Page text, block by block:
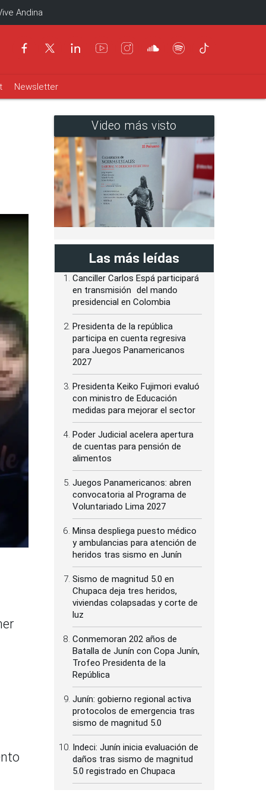
Andina
Newsletter
Video más visto
Las más leídas
Canciller Carlos Espá participará
en transmisión del mando
presidencial en Colombia
Presidenta de la república
participa en cuenta regresiva
para Juegos Panamericanos
2027
Presidenta Keiko Fujimori evaluó
con ministro de Educación
medidas para mejorar el sector
Poder Judicial acelera apertura
de cuentas para pensión de
alimentos
Juegos Panamericanos: abren
convocatoria al Programa de
Voluntariado Lima 2027
Minsa despliega puesto médico
y ambulancias para atención de
heridos tras sismo en Junín
Sismo de magnitud 5.0 en
Chupaca deja tres heridos,
viviendas colapsadas y corte de
luz
Conmemoran 202 años de
Batalla de Junín con Copa Junín,
Trofeo Presidenta de la
República
Junín: gobierno regional activa
protocolos de emergencia tras
sismo de magnitud 5.0
Indeci: Junín inicia evaluación de
daños tras sismo de magnitud
5.0 registrado en Chupaca